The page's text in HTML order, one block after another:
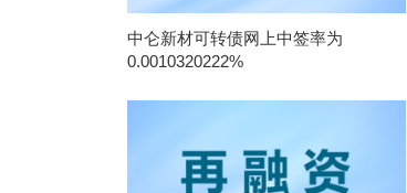
中仑新材可转债网上中签率为
0.0010320222%